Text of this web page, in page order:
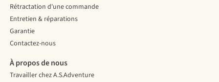
Rétractation d'une commande
Entretien & réparations
Garantie
Contactez-nous
À propos de nous
Travailler chez A.S.Adventure